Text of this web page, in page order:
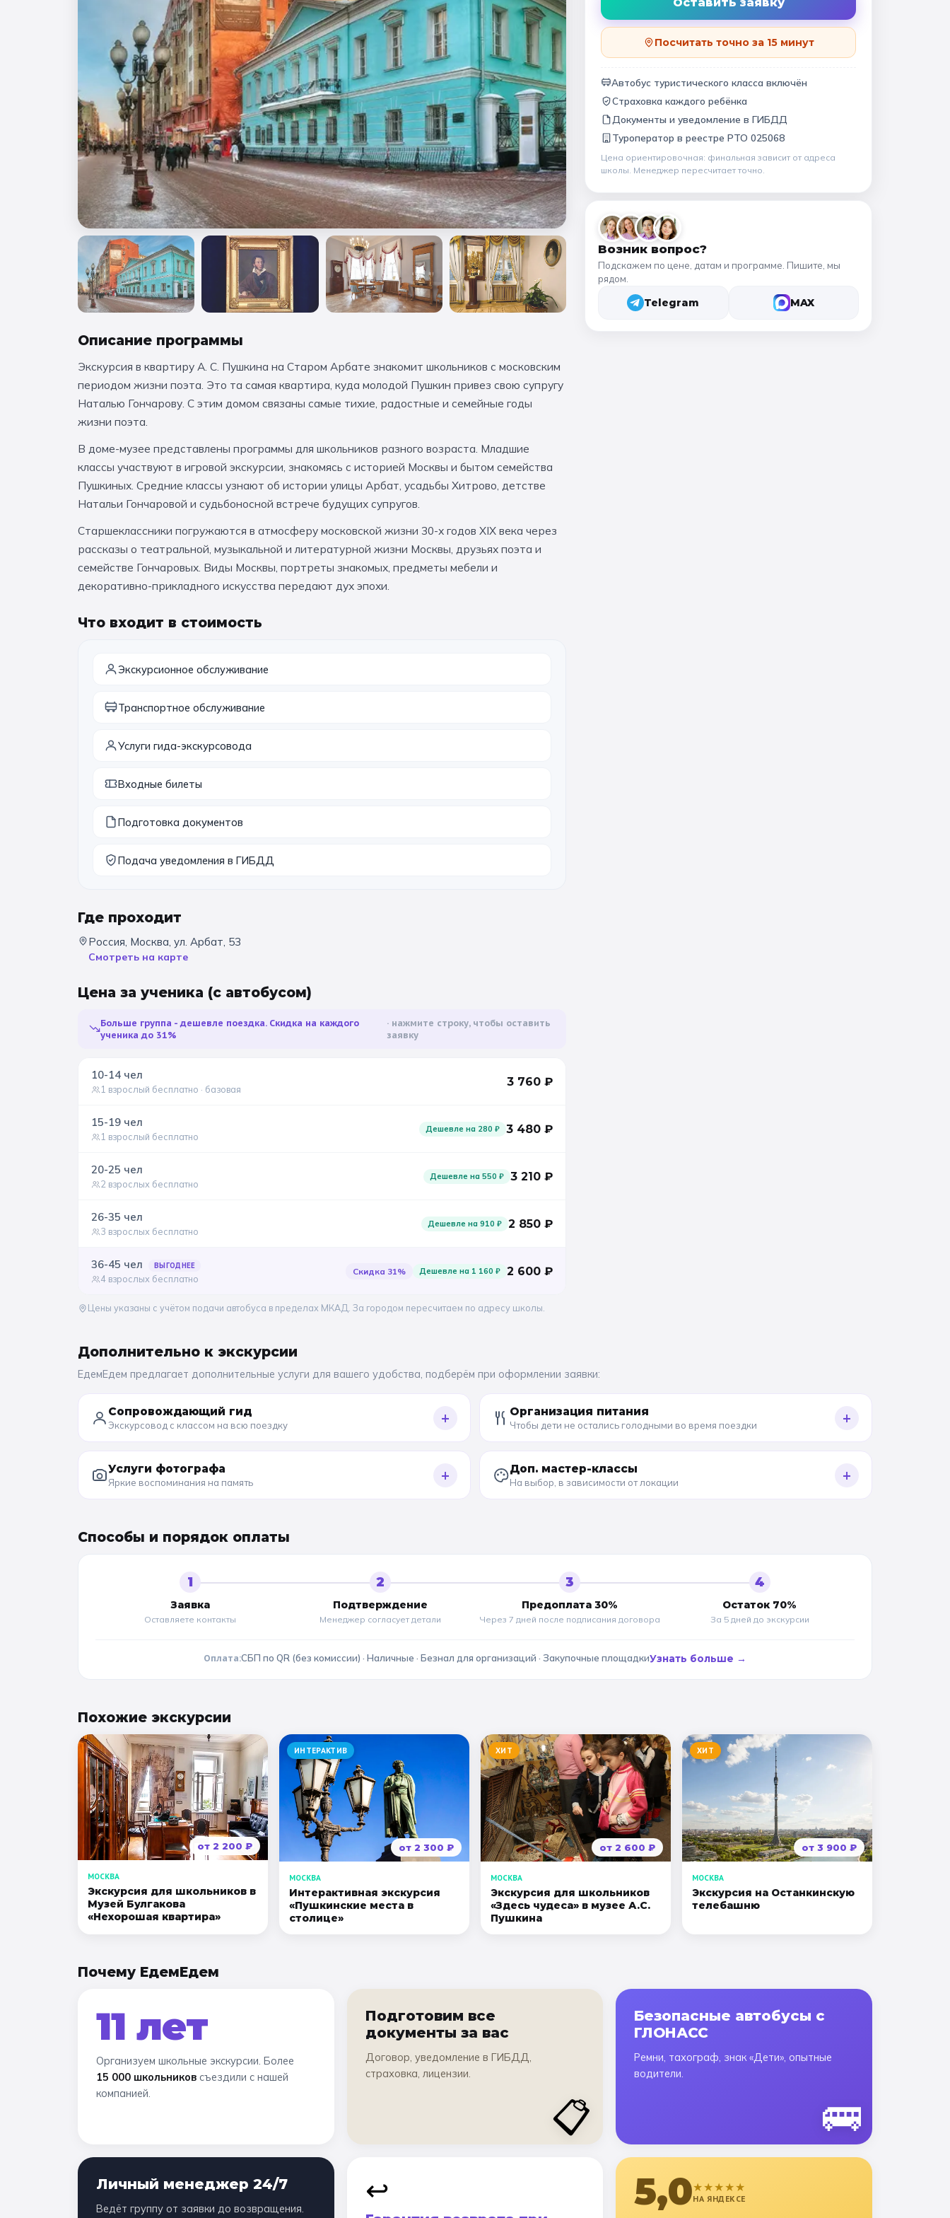
🎓 Выпускные 4 класса
Мастер-классы
11 класс
Все предметы Литература История География
🏛️ МУЗЕИ
Все музеи Музей космонавтики Дарвиновский музей
Ещё 6
📍 ПО ГОРОДАМ
Санкт-Петербург
Золотое кольцо
Описание программы
Экскурсия в квартиру А. С. Пушкина на Старом Арбате знакомит школьников с московским
периодом жизни поэта. Это та самая квартира, куда молодой Пушкин привез свою супругу
Наталью Гончарову. С этим домом связаны самые тихие, радостные и семейные годы
жизни поэта.
В доме-музее представлены программы для школьников разного возраста. Младшие
классы участвуют в игровой экскурсии, знакомясь с историей Москвы и бытом семейства
Пушкиных. Средние классы узнают об истории улицы Арбат, усадьбы Хитрово, детстве
Натальи Гончаровой и судьбоносной встрече будущих супругов.
Старшеклассники погружаются в атмосферу московской жизни 30-х годов XIX века через
рассказы о театральной, музыкальной и литературной жизни Москвы, друзьях поэта и
семействе Гончаровых. Виды Москвы, портреты знакомых, предметы мебели и
декоративно-прикладного искусства передают дух эпохи.
Что входит в стоимость
Экскурсионное обслуживание
Транспортное обслуживание
Услуги гида-экскурсовода
Входные билеты
Подготовка документов
Подача уведомления в ГИБДД
Где проходит
Россия, Москва, ул. Арбат, 53
Смотреть на карте
Цена за ученика (с автобусом)
Больше группа - дешевле поездка. Скидка на каждого
ученика до 31%
нажмите строку, чтобы оставить
заявку
10-14 чел
1 взрослый бесплатно · базовая
3 760 ₽
15-19 чел
1 взрослый бесплатно
Дешевле на 280 ₽ 3 480 ₽
20-25 чел
2 взрослых бесплатно
Дешевле на550 ₽ 3 210 ₽
26-35 чел
3 взрослых бесплатно
Дешевле на910 ₽ 2 850 ₽
36-45 чел ВЫГОДНЕЕ
4 взрослых бесплатно
Скидка 31% Дешевле на 1 160 ₽ 2 600 ₽
Цены указаны с учётом подачи автобуса в пределах МКАД. За городом пересчитаем по адресу школы.
Посчитать точно за 15 минут
Автобус туристического класса включён
Страховка каждого ребёнка
Документы и уведомление в ГИБДД
Туроператор в реестре РТО 025068
Цена ориентировочная: финальная зависит от адреса
школы. Менеджер пересчитает точно.
Возник вопрос?
Подскажем по цене, датам и программе. Пишите, мы
рядом.
Telegram MAX
Дополнительно к экскурсии
ЕдемЕдем предлагает дополнительные услуги для вашего удобства, подберём при оформлении заявки:
Сопровождающий гид
Экскурсовод с классом на всю поездку + Организация питания
Чтобы дети не остались голодными во время поездки +
Услуги фотографа
Яркие воспоминания на память + Доп. мастер-классы
На выбор, в зависимости от локации +
Способы и порядок оплаты
1
Заявка
Оставляете контакты
2
Подтверждение
Менеджер согласует детали
3
Предоплата 30%
Через 7 дней после подписания договора
4
Остаток 70%
За 5 дней до экскурсии
Оплата:СБП по QR (без комиссии) · Наличные · Безнал для организаций · Закупочные площадкиУзнать больше →
Похожие экскурсии
от 2 200 ₽
МОСКВА
Экскурсия для школьников в
Музей Булгакова
«Нехорошая квартира»
ИНТЕРАКТИВ
от 2 300 ₽
МОСКВА
Интерактивная экскурсия
«Пушкинские места в
столице»
ХИТ
от 2 600 ₽
МОСКВА
Экскурсия для школьников
«Здесь чудеса» в музее А.С.
Пушкина
ХИТ
от 3 900 ₽
МОСКВА
Экскурсия на Останкинскую
телебашню
Почему ЕдемЕдем
11 лет
Организуем школьные экскурсии. Более
15 000 школьников съездили с нашей
компанией.
Подготовим все
документы за вас
Договор, уведомление в ГИБДД,
страховка, лицензии.
📋
Безопасные автобусы с
ГЛОНАСС
Ремни, тахограф, знак «Дети», опытные
водители.
🚌
Личный менеджер 24/7
Ведёт группу от заявки до возвращения.
↩️ 5,0★★★★★
НА ЯНДЕКСЕ